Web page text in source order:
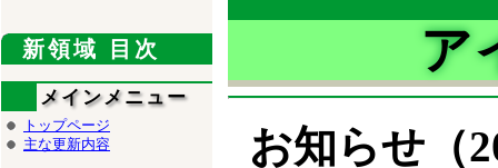
ア
お知らせ（
新領域 目次
メインメニュー
トップページ
主な更新内容